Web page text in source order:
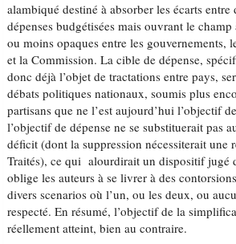
alambiqué destiné à absorber les écarts entre
dépenses budgétisées mais ouvrant le
ou moins opaques entre les gouvernements,
et la Commission. La cible de dépense,
donc déjà l’objet de tractations entre pays,
débats politiques nationaux, soumis plus
partisans que ne l’est aujourd’hui l’objectif
l’objectif de dépense ne se substituerait pas
déficit (dont la suppression nécessiterait une
Traités), ce qui alourdirait un dispositif jugé
oblige les auteurs à se livrer à des
divers scenarios où l’un, ou les deux, ou
respecté. En résumé, l’objectif de la
réellement atteint, bien au contraire.